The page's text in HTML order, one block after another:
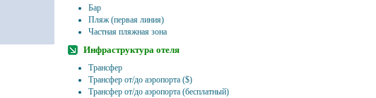
Бар
Пляж (первая линия)
Частная пляжная зона
Инфраструктура отеля
Трансфер
Трансфер от/до аэропорта ($)
Трансфер от/до аэропорта (бесплатный)